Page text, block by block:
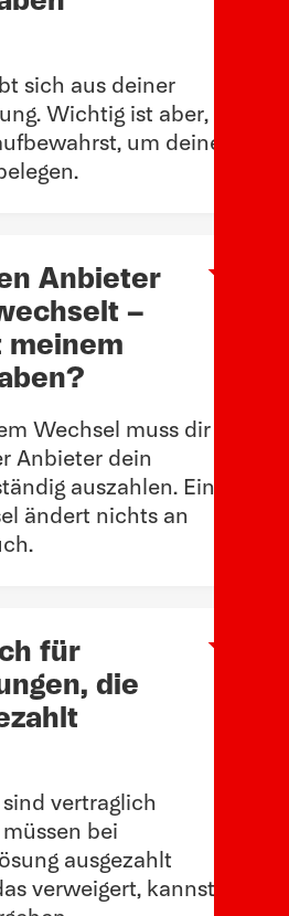
sich aus deiner
Wichtig ist aber,
um deine
Anbieter
–
Arow
Wechsel muss dir
Anbieter dein
auszahlen. Ein
ändert nichts an
für
die
Arow
vertraglich
bei
ausgezahlt
verweigert, kannst